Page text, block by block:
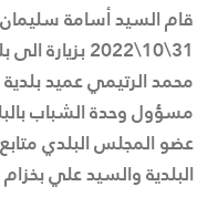
قام السيد أسامة
31\10\2022
محمد الرتيمي عميد
مسؤول وحدة الشباب
عضو المجلس البلدي
البلدية والسيد علي